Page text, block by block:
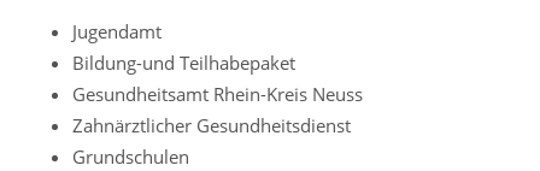
Jugendamt
Bildung-und Teilhabepaket
Gesundheitsamt Rhein-Kreis Neuss
Zahnärztlicher Gesundheitsdienst
Grundschulen